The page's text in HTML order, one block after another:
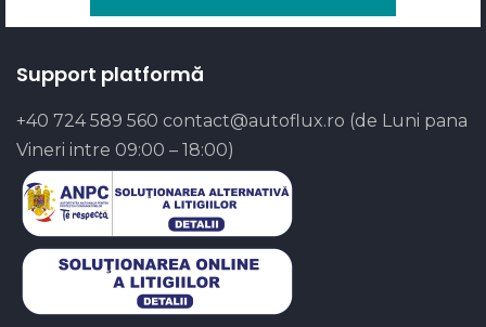
Support platformă
+40 724 589 560 contact@autoflux.ro (de Luni pana
Vineri intre 09:00 – 18:00)